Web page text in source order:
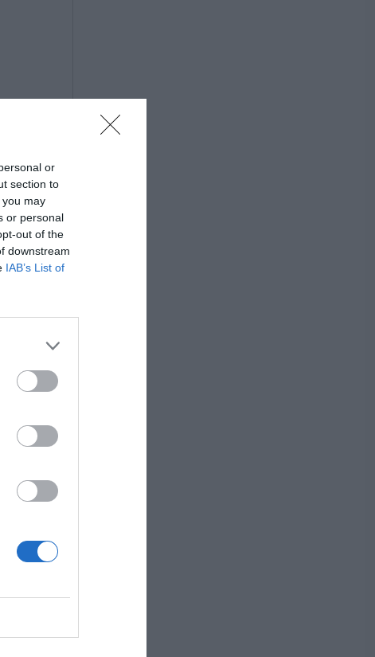
or
section to
may
or personal
out of the
downstream
IAB’s List of